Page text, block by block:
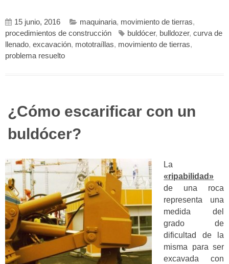
15 junio, 2016 maquinaria, movimiento de tierras,
procedimientos de construcción
buldócer, bulldozer, curva de
llenado, excavación, mototraíllas, movimiento de tierras,
problema resuelto
¿Cómo escarificar con un
buldócer?
La
«ripabilidad»
de una roca
representa una
medida del
grado de
dificultad de la
misma para ser
excavada con